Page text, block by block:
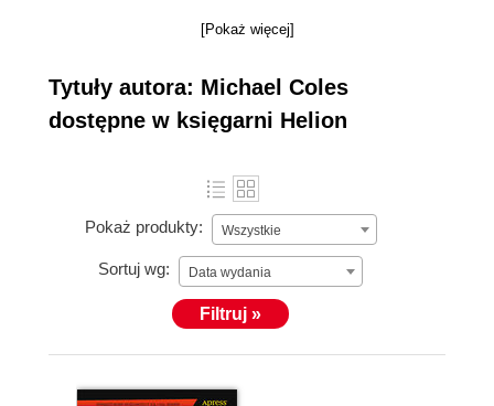
[Pokaż więcej]
Tytuły autora: Michael Coles
dostępne w księgarni Helion
Pokaż produkty: Wszystkie
Sortuj wg: Data wydania
Filtruj »